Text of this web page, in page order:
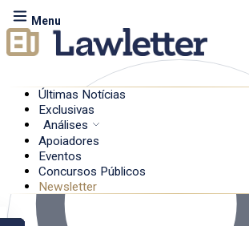
Menu
Últimas Notícias
Exclusivas
Análises
Apoiadores
Eventos
Concursos Públicos
Newsletter